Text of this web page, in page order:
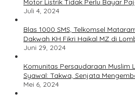
Motor Listrik Tidak Perlu Bayar
Juli 4, 2024
Blas 1000 SMS, Telkomsel
Dakwah KH Fikri Haikal MZ di
Juni 29, 2024
Komunitas Persaudaraan Muslim
Syawal: Takwa, Senjata
Mei 6, 2024